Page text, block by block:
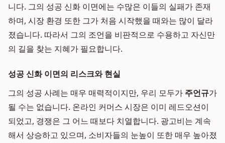
니다. 그의 성공 신화 이면에는 수많은 이들의 실패가 존재
하며, 시장 환경 또한 그가 처음 시작했을 때와는 많이 달라
졌습니다. 따라서 그의 조언을 비판적으로 수용하고 자신만
의 길을 찾는 지혜가 필요합니다.
성공 신화 이면의 리스크와 현실
그의 성공 사례는 매우 매력적이지만, 우리 모두가 주언규가
될 수는 없습니다. 온라인 커머스 시장은 이미 레드오션이
되었고, 경쟁은 그 어느 때보다 치열합니다. 광고비는 계속
해서 상승하고 있으며, 소비자들의 눈높이 또한 매우 높아졌